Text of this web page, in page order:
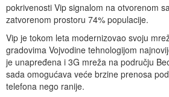
pokrivenosti Vip signalom na otvorenom
zatvorenom prostoru 74% populacije.
Vip je tokom leta modernizovao svoju
gradovima Vojvodine tehnologijom
je unapređena i 3G mreža na području
sada omogućava veće brzine prenosa
telefona nego ranije.